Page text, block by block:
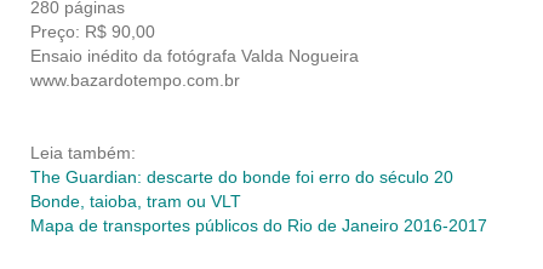
280 páginas
Preço: R$ 90,00
Ensaio inédito da fotógrafa Valda Nogueira
www.bazardotempo.com.br
Leia também:
The Guardian: descarte do bonde foi erro do século 20
Bonde, taioba, tram ou VLT
Mapa de transportes públicos do Rio de Janeiro 2016-2017